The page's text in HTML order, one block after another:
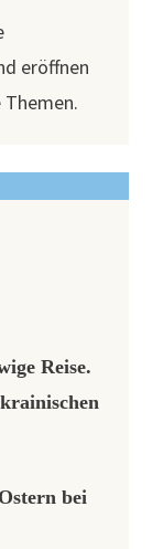
eröffnen
Reise.
bei